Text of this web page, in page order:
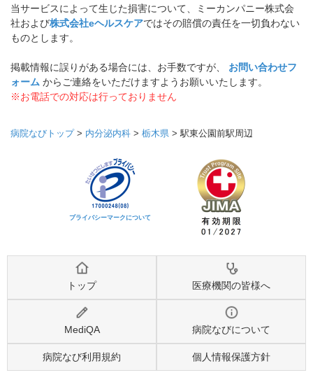
当サービスによって生じた損害について、ミーカンパニー株式会
社および株式会社eヘルスケアではその賠償の責任を一切負わない
ものとします。
掲載情報に誤りがある場合には、お手数ですが、 お問い合わせフ
ォーム からご連絡をいただけますようお願いいたします。
※お電話での対応は行っておりません
病院なびトップ> 内分泌内科 > 栃木県 >駅東公園前駅周辺
プライバシーマークについて
トップ 医療機関の皆様へ
MediQA 病院なびについて
病院なび利用規約 個人情報保護方針